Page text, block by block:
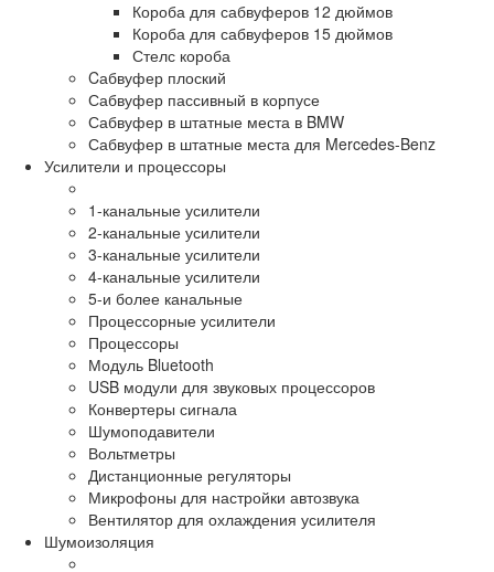
Короба для сабвуферов 12 дюймов
Короба для сабвуферов 15 дюймов
Стелс короба
Cабвуфер плоский
Сабвуфер пассивный в корпусе
Сабвуфер в штатные места в BMW
Сабвуфер в штатные места для Mercedes-Benz
Усилители и процессоры
1-канальные усилители
2-канальные усилители
3-канальные усилители
4-канальные усилители
5-и более канальные
Процессорные усилители
Процессоры
Модуль Bluetooth
USB модули для звуковых процессоров
Конвертеры сигнала
Шумоподавители
Вольтметры
Дистанционные регуляторы
Микрофоны для настройки автозвука
Вентилятор для охлаждения усилителя
Шумоизоляция